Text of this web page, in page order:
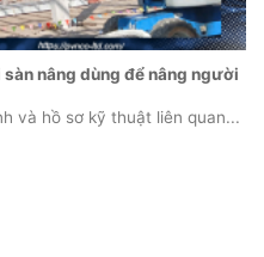
nâng dùng để nâng người
và hồ sơ kỹ thuật liên quan...